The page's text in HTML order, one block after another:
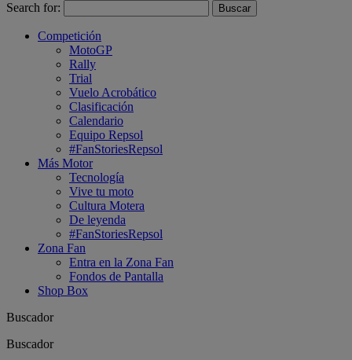
Search for:
Competición
MotoGP
Rally
Trial
Vuelo Acrobático
Clasificación
Calendario
Equipo Repsol
#FanStoriesRepsol
Más Motor
Tecnología
Vive tu moto
Cultura Motera
De leyenda
#FanStoriesRepsol
Zona Fan
Entra en la Zona Fan
Fondos de Pantalla
Shop Box
Buscador
Buscador